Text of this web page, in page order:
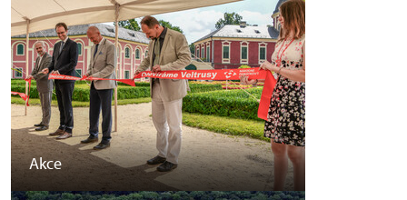
Akce